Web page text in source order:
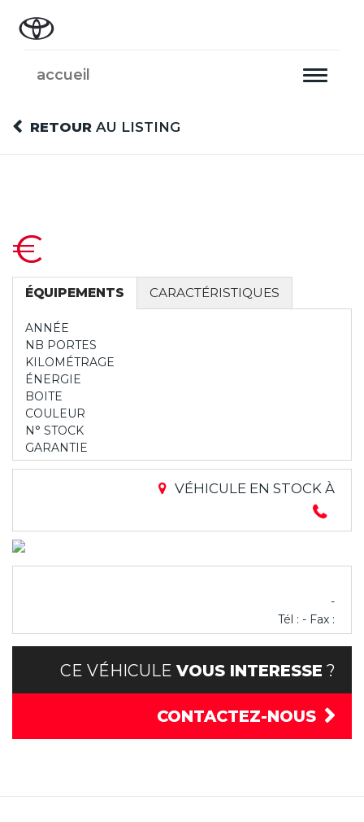
Toggle
accueil
RETOUR AU LISTING
€
ÉQUIPEMENTS CARACTÉRISTIQUES
ANNÉE
NB PORTES
KILOMÉTRAGE
ÉNERGIE
BOITE
COULEUR
N° STOCK
GARANTIE
VÉHICULE EN STOCK À
-
Tél : - Fax :
CE VÉHICULE VOUS INTERESSE ?
CONTACTEZ-NOUS